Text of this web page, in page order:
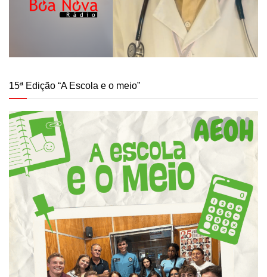
15ª Edição “A Escola e o meio”